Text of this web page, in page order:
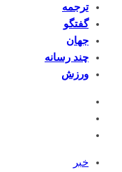
ترجمه
گفتگو
جهان
چند رسانه
ورزش
خبر